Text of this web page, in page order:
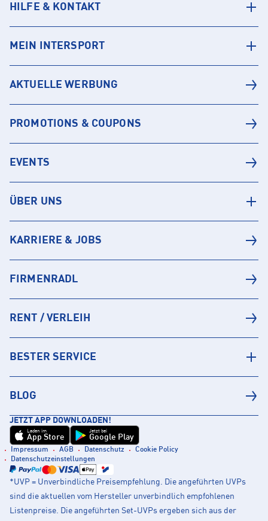
HILFE & KONTAKT
MEIN INTERSPORT
AKTUELLE WERBUNG
PROMOTIONS & COUPONS
EVENTS
ÜBER UNS
KARRIERE & JOBS
FIRMENRADL
RENT / VERLEIH
BESTER SERVICE
BLOG
JETZT APP DOWNLOADEN!
Laden im
App Store
Jetzt bei
Google Play
Impressum AGB Datenschutz
Cookie Policy
Datenschutzeinstellungen
*UVP = Unverbindliche Preisempfehlung. Die angeführten UVPs
sind die aktuellen vom Hersteller unverbindlich empfohlenen
Listenpreise. Die angeführten Set-UVPs ergeben sich aus der